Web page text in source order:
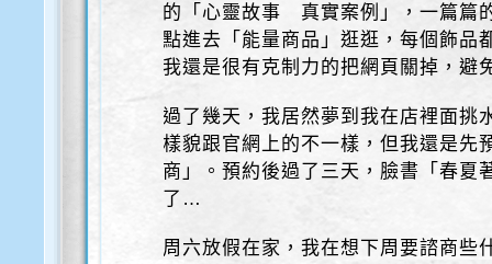
的「心靈故事 真實案例」，一篇篇
點進去「能量商品」逛逛，每個飾品
我還是很有克制力的把網頁關掉，避
過了幾天，我居然夢到我在店裡面挑
樣貌跟官網上的不一樣，但我還是
商」。預約後過了三天，臉書「春夏
了…
周六放假在家，我在想下周要諮商些